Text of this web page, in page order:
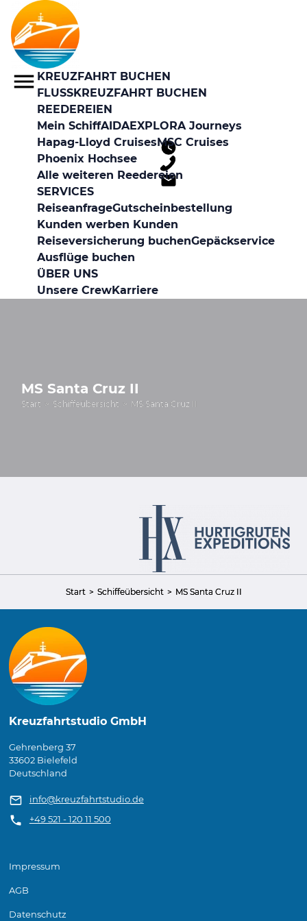
KREUZFAHRT BUCHEN
FLUSSKREUZFAHRT BUCHEN
REEDEREIEN
Mein SchiffAIDAEXPLORA Journeys
Hapag-Lloyd CruisesMSC Cruises
Phoenix Hochsee
Alle weiteren Reedereien
SERVICES
ReiseanfrageGutscheinbestellung
Kunden werben Kunden
Reiseversicherung buchenGepäckservice
Ausflüge buchen
ÜBER UNS
Unsere CrewKarriere
MS Santa Cruz II
Start Schiffeübersicht MS Santa Cruz II
Start Schiffeübersicht MS Santa Cruz II
Kreuzfahrtstudio GmbH
Gehrenberg 37
33602 Bielefeld
Deutschland
info@kreuzfahrtstudio.de
+49 521 - 120 11 500
Impressum
AGB
Datenschutz